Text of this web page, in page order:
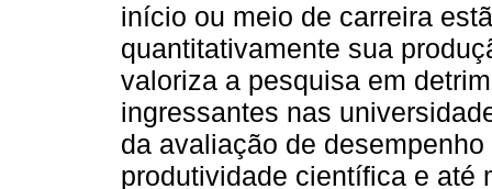
início ou meio de carreira
quantitativamente sua
valoriza a pesquisa em
ingressantes nas
da avaliação de
produtividade científica e até